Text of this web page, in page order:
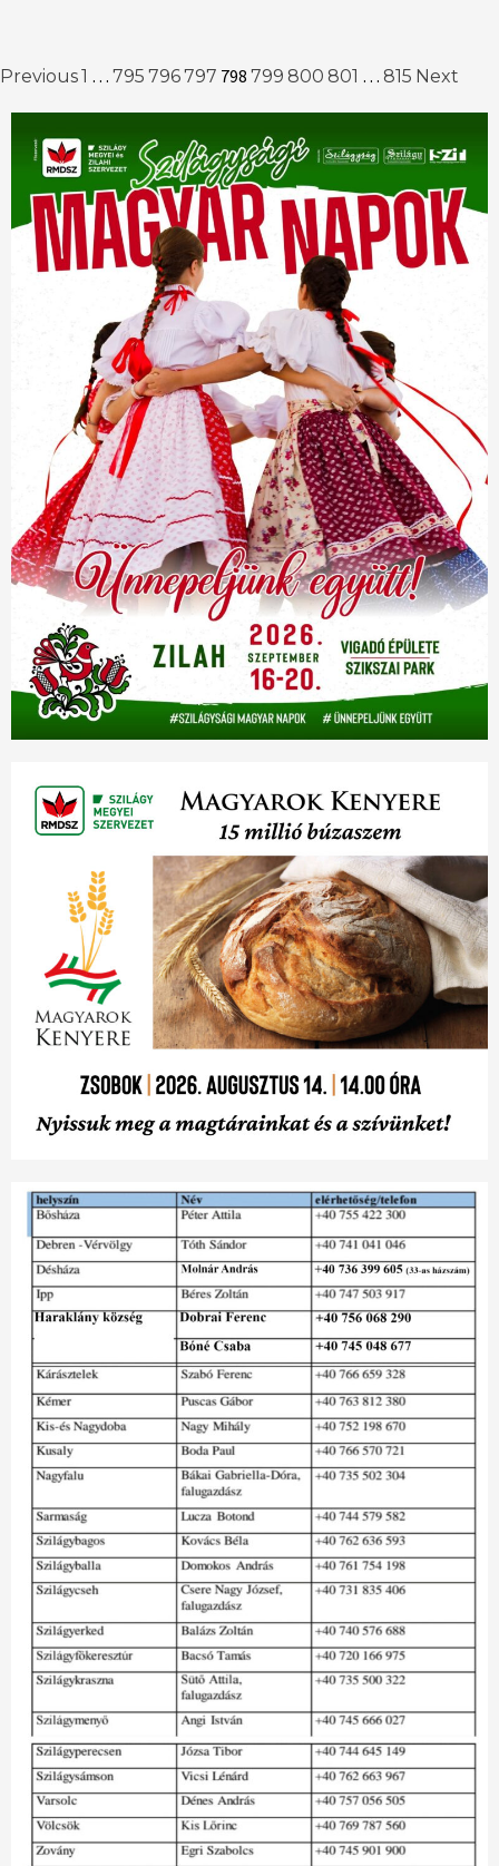
Posts
navigation
Previous1 … 795 796797 798 799 800 801 … 815 Next